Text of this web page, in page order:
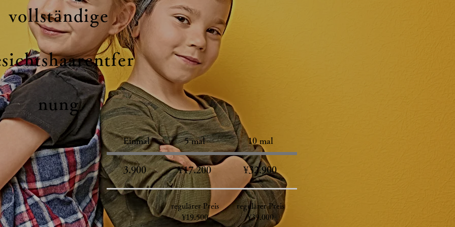
vollständige
nung
Einmal 5 mal 10 mal
3.900 ¥17.200 ¥32.900
regulärer Preis
¥19.500
regulärer Preis
¥39.000